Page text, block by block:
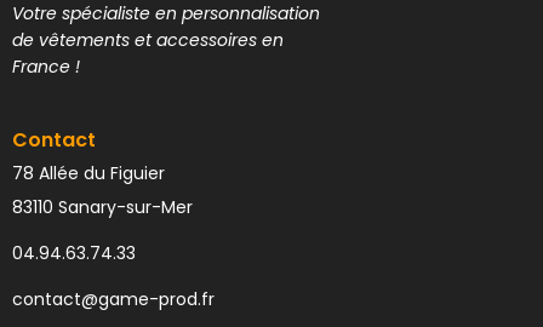
Votre spécialiste en personnalisation
de vêtements et accessoires en
France !
Contact
78 Allée du Figuier
83110 Sanary-sur-Mer
04.94.63.74.33
contact@game-prod.fr